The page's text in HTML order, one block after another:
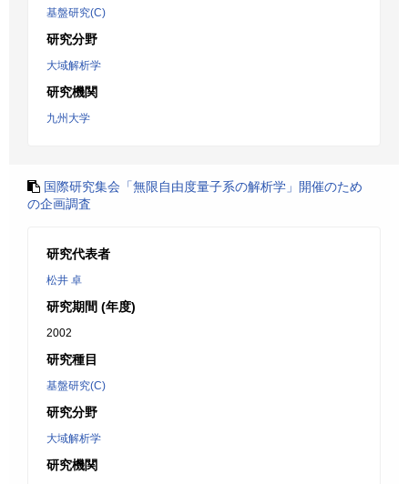
基盤研究(C)
研究分野
大域解析学
研究機関
九州大学
国際研究集会「無限自由度量子系の解析学」開催のため
の企画調査
研究代表者
松井 卓
研究期間 (年度)
2002
研究種目
基盤研究(C)
研究分野
大域解析学
研究機関